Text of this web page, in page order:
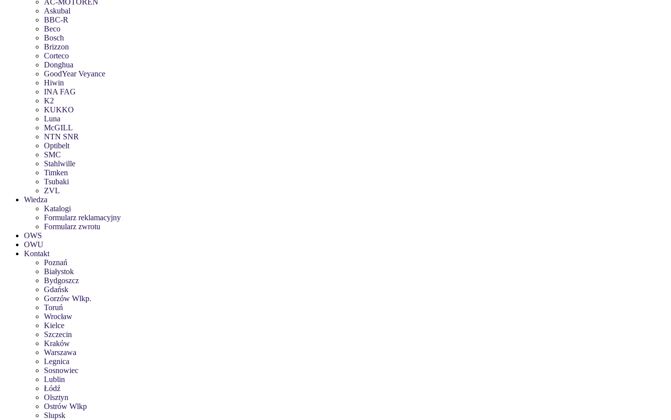
AC-MOTOREN
Askubal
BBC-R
Beco
Bosch
Brizzon
Corteco
Donghua
GoodYear Veyance
Hiwin
INA FAG
K2
KUKKO
Luna
McGILL
NTN SNR
Optibelt
SMC
Stahlwille
Timken
Tsubaki
ZVL
Wiedza
Katalogi
Formularz reklamacyjny
Formularz zwrotu
OWS
OWU
Kontakt
Poznań
Białystok
Bydgoszcz
Gdańsk
Gorzów Wlkp.
Toruń
Wrocław
Kielce
Szczecin
Kraków
Warszawa
Legnica
Sosnowiec
Lublin
Łódź
Olsztyn
Ostrów Wlkp
Slupsk